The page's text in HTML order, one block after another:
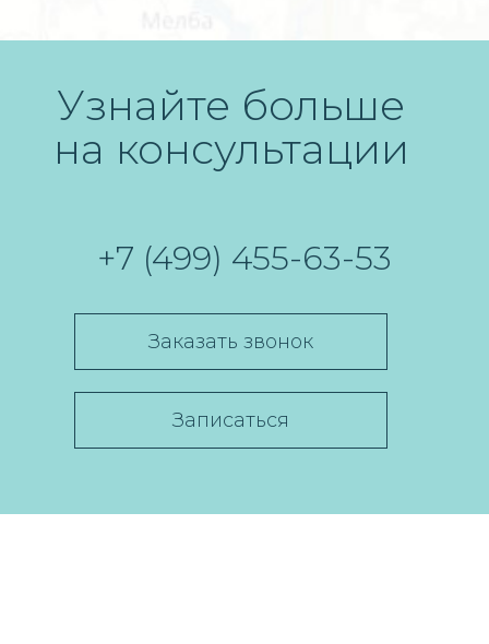
Узнайте больше
на консультации
+7 (499) 455-63-53
Заказать звонок
Записаться